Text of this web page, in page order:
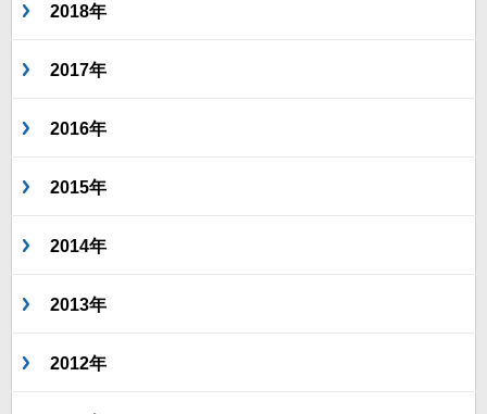
2018年
2017年
2016年
2015年
2014年
2013年
2012年